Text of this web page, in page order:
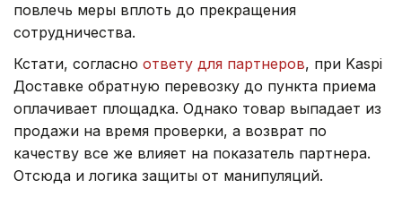
повлечь меры вплоть до прекращения
сотрудничества.
Кстати, согласно ответу для партнеров, при Kaspi
Доставке обратную перевозку до пункта приема
оплачивает площадка. Однако товар выпадает из
продажи на время проверки, а возврат по
качеству все же влияет на показатель партнера.
Отсюда и логика защиты от манипуляций.